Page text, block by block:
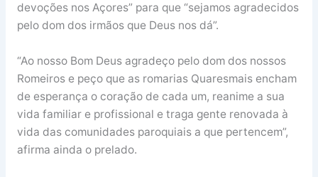
devoções nos Açores” para que “sejamos agradecidos
pelo dom dos irmãos que Deus nos dá”.
“Ao nosso Bom Deus agradeço pelo dom dos nossos
Romeiros e peço que as romarias Quaresmais encham
de esperança o coração de cada um, reanime a sua
vida familiar e profissional e traga gente renovada à
vida das comunidades paroquiais a que pertencem”,
afirma ainda o prelado.